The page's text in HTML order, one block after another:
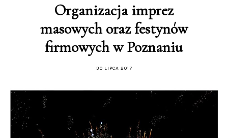
Organizacja imprez
masowych oraz festynów
firmowych w Poznaniu
30 LIPCA 2017